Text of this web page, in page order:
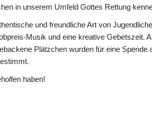
in unserem Umfeld Gottes Rettung
und freundliche Art von
Musik und eine kreative Gebetszeit.
Plätzchen wurden für eine
haben!